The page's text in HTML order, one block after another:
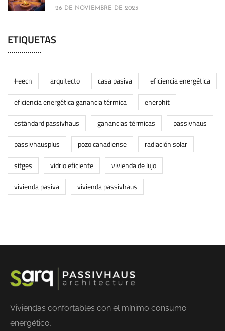
26 DE NOVIEMBRE DE 2023
ETIQUETAS
#eecn arquitecto casa pasiva
eficiencia energética
eficiencia energética ganancia térmica
enerphit
estándard passivhaus
ganancias térmicas
passivhaus
passivhausplus
pozo canadiense
radiación solar
sitges
vidrio eficiente
vivienda de lujo
vivienda pasiva
vivienda passivhaus
Viviendas confortables con el mínimo consumo
energético,